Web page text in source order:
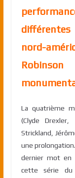
nord-
La quatrième
(Clyde
Strickland,
une
dernier mot en
cette série